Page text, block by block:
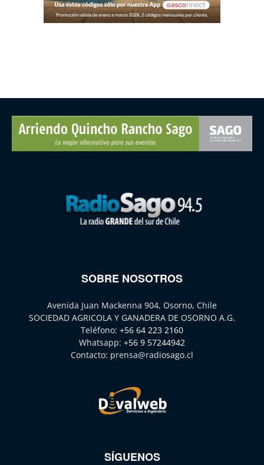
SOBRE NOSOTROS
Avenida Juan Mackenna 904, Osorno, Chile
SOCIEDAD AGRICOLA Y GANADERA DE OSORNO A.G.
Teléfono: +56 64 223 2160
Whatsapp: +56 9 57244942
Contacto: prensa@radiosago.cl
SÍGUENOS